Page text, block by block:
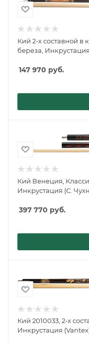
Кий 2-х составной в
береза,
147 970 руб.
Кий Венеция,
Инкрустация (С.
397 770 руб.
Кий 2010033, 2-х
Инкрустация